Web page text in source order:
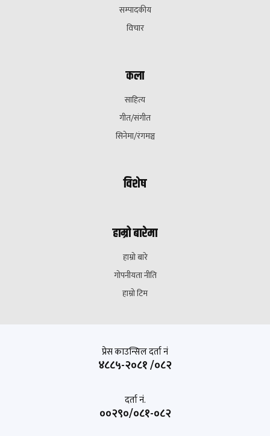
सम्पादकीय
विचार
कला
साहित्य
गीत/संगीत
सिनेमा/रंगमञ्च
विशेष
हाम्रो बारेमा
हाम्रो बारे
गोपनीयता नीति
हाम्रो टिम
प्रेस काउन्सिल दर्ता नं
४८८५-२०८१ /०८२
दर्ता नं.
००२९०/०८१-०८२